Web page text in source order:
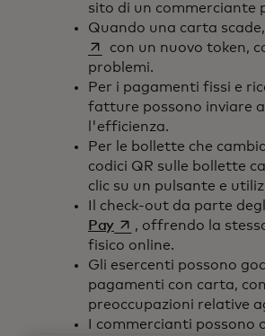
sito di un commerciante
Quando una carta
con un nuovo token,
problemi.
Per i pagamenti fissi e
fatture possono inviare
l'efficienza.
Per le bollette che
codici QR sulle bollette
clic su un pulsante e
Il check-out da parte
Paysi apre in una nuova
, offrendo la
fisico online.
Gli esercenti possono
pagamenti con carta,
preoccupazioni relative
I commercianti